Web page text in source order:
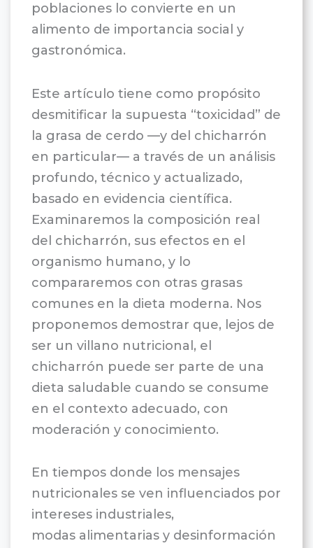
poblaciones lo convierte en un
alimento de importancia social y
gastronómica.
Este artículo tiene como propósito
desmitificar la supuesta “toxicidad” de
la grasa de cerdo —y del chicharrón
en particular— a través de un análisis
profundo, técnico y actualizado,
basado en evidencia científica.
Examinaremos la composición real
del chicharrón, sus efectos en el
organismo humano, y lo
compararemos con otras grasas
comunes en la dieta moderna. Nos
proponemos demostrar que, lejos de
ser un villano nutricional, el
chicharrón puede ser parte de una
dieta saludable cuando se consume
en el contexto adecuado, con
moderación y conocimiento.
En tiempos donde los mensajes
nutricionales se ven influenciados por
intereses industriales,
modas alimentarias y desinformación